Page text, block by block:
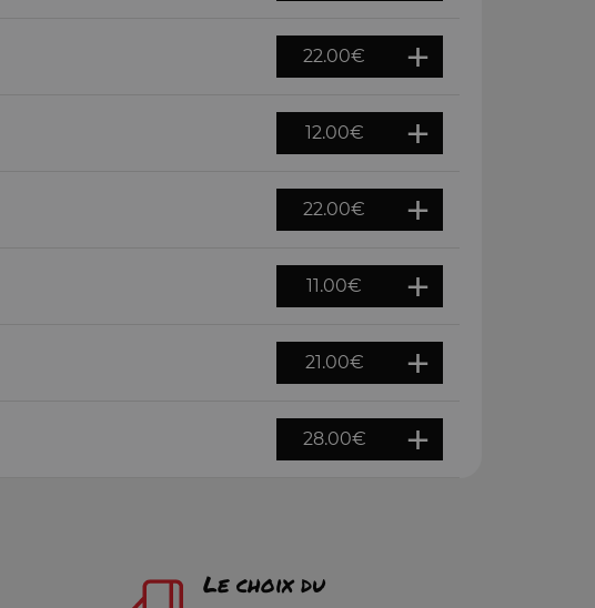
22.00€
12.00€
22.00€
11.00€
21.00€
28.00€
Le choix du